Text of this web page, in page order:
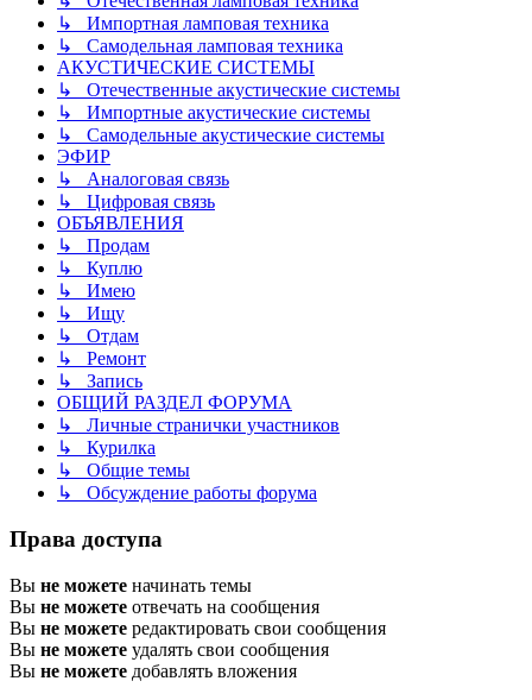
↳ Импортная ламповая техника
↳ Самодельная ламповая техника
АКУСТИЧЕСКИЕ СИСТЕМЫ
↳ Отечественные акустические системы
↳ Импортные акустические системы
↳ Самодельные акустические системы
ЭФИР
↳ Аналоговая связь
↳ Цифровая связь
ОБЪЯВЛЕНИЯ
↳ Продам
↳ Куплю
↳ Имею
↳ Ищу
↳ Отдам
↳ Ремонт
↳ Запись
ОБЩИЙ РАЗДЕЛ ФОРУМА
↳ Личные странички участников
↳ Курилка
↳ Общие темы
↳ Обсуждение работы форума
Права доступа
Вы не можете начинать темы
Вы не можете отвечать на сообщения
Вы не можете редактировать свои сообщения
Вы не можете удалять свои сообщения
Вы не можете добавлять вложения